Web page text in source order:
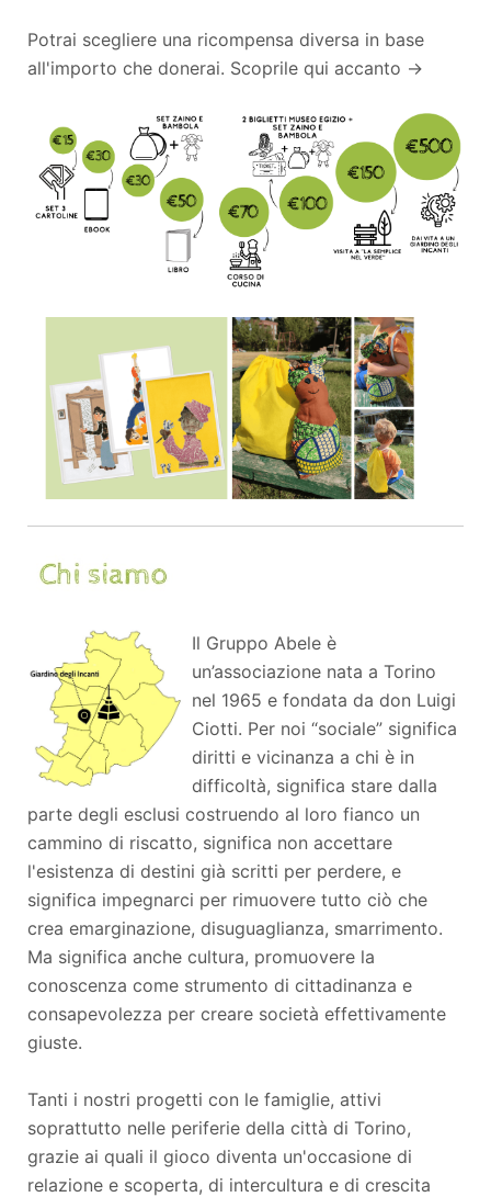
Potrai scegliere una ricompensa diversa in base
all'importo che donerai. Scoprile qui accanto →
Il Gruppo Abele è
un’associazione nata a Torino
nel 1965 e fondata da don Luigi
Ciotti. Per noi “sociale” significa
diritti e vicinanza a chi è in
difficoltà, significa stare dalla
parte degli esclusi costruendo al loro fianco un
cammino di riscatto, significa non accettare
l'esistenza di destini già scritti per perdere, e
significa impegnarci per rimuovere tutto ciò che
crea emarginazione, disuguaglianza, smarrimento.
Ma significa anche cultura, promuovere la
conoscenza come strumento di cittadinanza e
consapevolezza per creare società effettivamente
giuste.
Tanti i nostri progetti con le famiglie, attivi
soprattutto nelle periferie della città di Torino,
grazie ai quali il gioco diventa un'occasione di
relazione e scoperta, di intercultura e di crescita